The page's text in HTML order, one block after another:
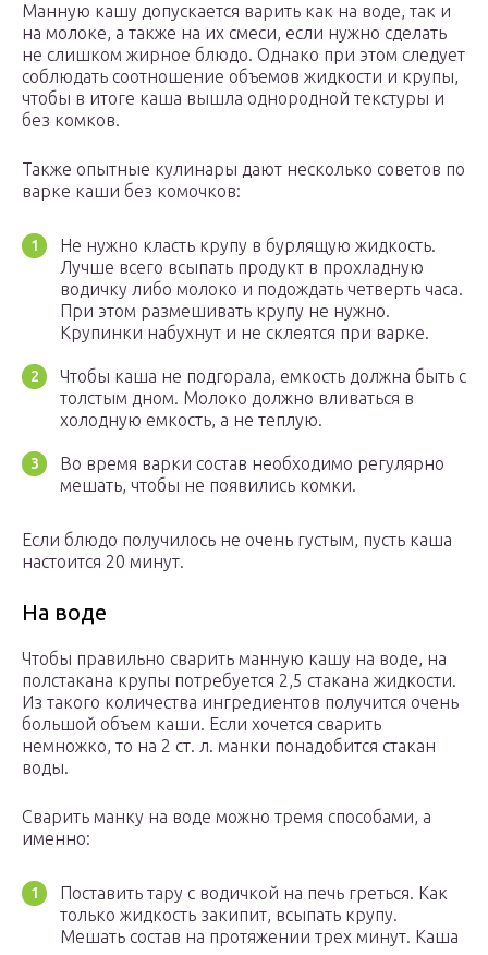
Манную кашу допускается варить как на воде, так и
на молоке, а также на их смеси, если нужно сделать
не слишком жирное блюдо. Однако при этом следует
соблюдать соотношение объемов жидкости и крупы,
чтобы в итоге каша вышла однородной текстуры и
без комков.
Также опытные кулинары дают несколько советов по
варке каши без комочков:
Не нужно класть крупу в бурлящую жидкость.
Лучше всего всыпать продукт в прохладную
водичку либо молоко и подождать четверть часа.
При этом размешивать крупу не нужно.
Крупинки набухнут и не склеятся при варке.
Чтобы каша не подгорала, емкость должна быть с
толстым дном. Молоко должно вливаться в
холодную емкость, а не теплую.
Во время варки состав необходимо регулярно
мешать, чтобы не появились комки.
Если блюдо получилось не очень густым, пусть каша
настоится 20 минут.
На воде
Чтобы правильно сварить манную кашу на воде, на
полстакана крупы потребуется 2,5 стакана жидкости.
Из такого количества ингредиентов получится очень
большой объем каши. Если хочется сварить
немножко, то на 2 ст. л. манки понадобится стакан
воды.
Сварить манку на воде можно тремя способами, а
именно:
Поставить тару с водичкой на печь греться. Как
только жидкость закипит, всыпать крупу.
Мешать состав на протяжении трех минут. Каша